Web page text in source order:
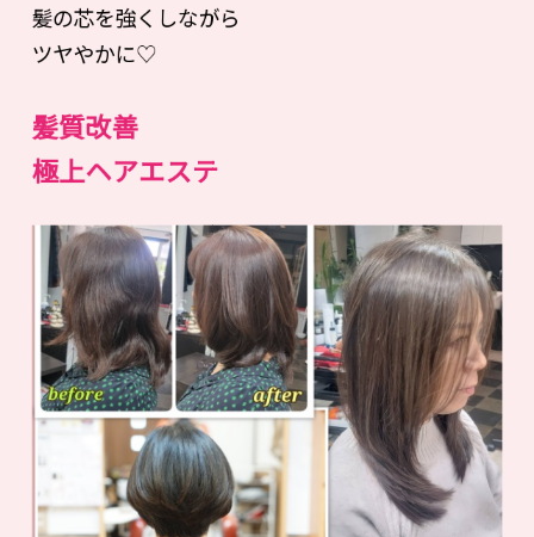
髪の芯を強くしながら
ツヤやかに♡
髪質改善
極上ヘアエステ